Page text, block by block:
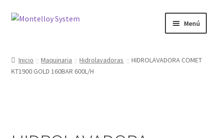
Ir
Ir
Menú
Ferretería
Inicio Maquinaria Hidrolavadoras
HIDROLAVADORA COMET
KT1900 GOLD 160BAR 600L/H